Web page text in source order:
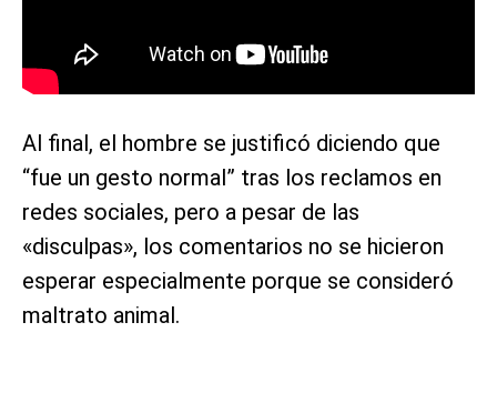
Al final, el hombre se justificó diciendo que
“fue un gesto normal” tras los reclamos en
redes sociales, pero a pesar de las
«disculpas», los comentarios no se hicieron
esperar especialmente porque se consideró
maltrato animal.